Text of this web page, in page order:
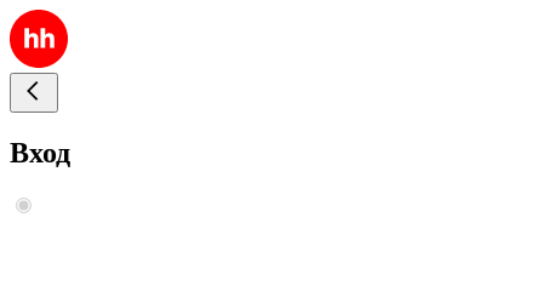
Вход